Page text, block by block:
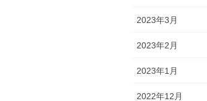
2023年3月
2023年2月
2023年1月
2022年12月